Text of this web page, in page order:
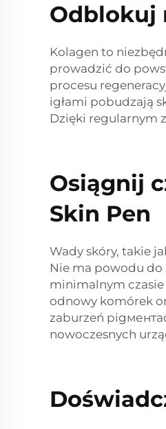
Odblokuj
Kolagen to
prowadzić do
procesu
igłami pobudzają
Dzięki regularnym
Osiągnij
Skin Pen
Wady skóry, takie
Nie ma powodu do
minimalnym
odnowy komórek
zaburzeń
nowoczesnych